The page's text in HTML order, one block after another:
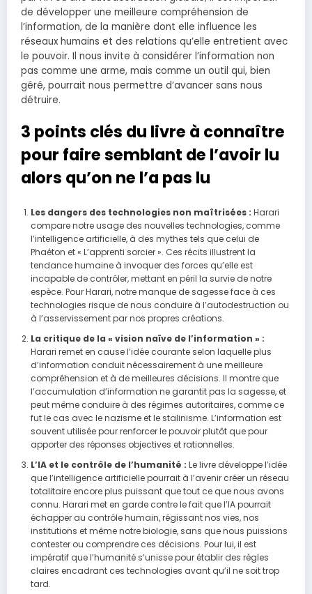
de développer une meilleure compréhension de
l’information, de la manière dont elle influence les
réseaux humains et des relations qu’elle entretient avec
le pouvoir. Il nous invite à considérer l’information non
pas comme une arme, mais comme un outil qui, bien
géré, pourrait nous permettre d’avancer sans nous
détruire.
3 points clés du livre à connaître
pour faire semblant de l’avoir lu
alors qu’on ne l’a pas lu
Les dangers des technologies non maîtrisées : Harari
compare notre usage des nouvelles technologies, comme
l’intelligence artificielle, à des mythes tels que celui de
Phaéton et « L’apprenti sorcier ». Ces récits illustrent la
tendance humaine à invoquer des forces qu’elle est
incapable de contrôler, mettant en péril la survie de notre
espèce. Pour Harari, notre manque de sagesse face à ces
technologies risque de nous conduire à l’autodestruction ou
à l’asservissement par nos propres créations.
La critique de la « vision naïve de l’information » :
Harari remet en cause l’idée courante selon laquelle plus
d’information conduit nécessairement à une meilleure
compréhension et à de meilleures décisions. Il montre que
l’accumulation d’information ne garantit pas la sagesse, et
peut même conduire à des régimes autoritaires, comme ce
fut le cas avec le nazisme et le stalinisme. L’information est
souvent utilisée pour renforcer le pouvoir plutôt que pour
apporter des réponses objectives et rationnelles.
L’IA et le contrôle de l’humanité : Le livre développe l’idée
que l’intelligence artificielle pourrait à l’avenir créer un réseau
totalitaire encore plus puissant que tout ce que nous avons
connu. Harari met en garde contre le fait que l’IA pourrait
échapper au contrôle humain, régissant nos vies, nos
institutions et même notre biologie, sans que nous puissions
contester ou comprendre ces décisions. Pour lui, il est
impératif que l’humanité s’unisse pour établir des règles
claires encadrant ces technologies avant qu’il ne soit trop
tard.